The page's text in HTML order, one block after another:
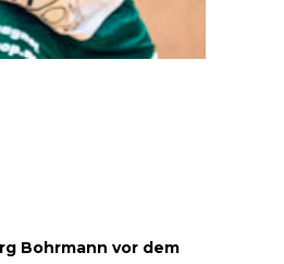
Bohrmann vor dem